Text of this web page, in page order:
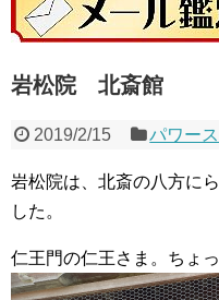
岩松院 北斎館
2019/2/15 パワー
岩松院は、北斎の八方に
した。
仁王門の仁王さま。ちょ